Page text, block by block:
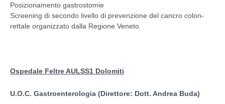
Posizionamento gastrostomie
Screening di secondo livello di prevenzione del cancro colon-
rettale organizzato dalla Regione Veneto
Ospedale Feltre AULSS1 Dolomiti
U.O.C. Gastroenterologia (Direttore: Dott. Andrea Buda)